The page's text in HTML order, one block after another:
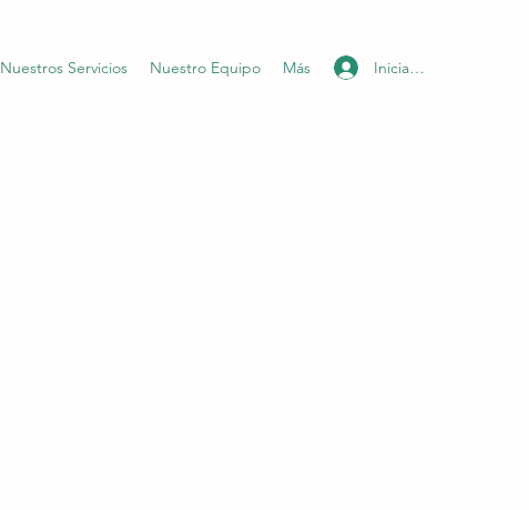
Iniciar sesión
Nuestros Servicios Nuestro Equipo Más